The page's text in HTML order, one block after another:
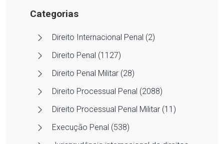
Categorias
Direito Internacional Penal (2)
Direito Penal (1127)
Direito Penal Militar (28)
Direito Processual Penal (2088)
Direito Processual Penal Militar (11)
Execução Penal (538)